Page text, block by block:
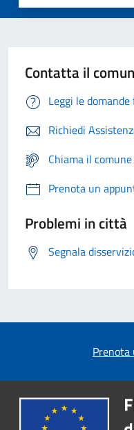
Contatta il
Leggi le
Richiedi
Chiama il
Prenota un
Problemi in città
Segnala